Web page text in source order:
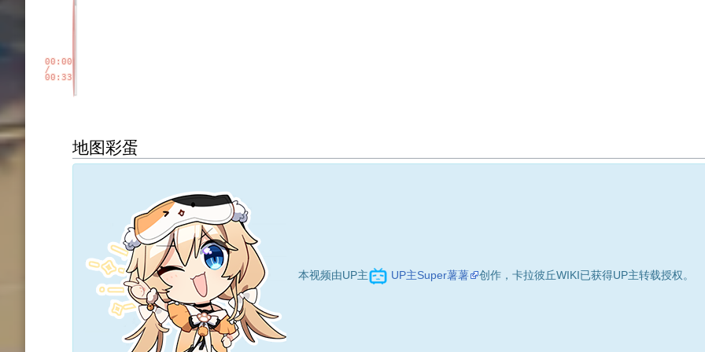
00:00
/
00:33
地图彩蛋
本视频由UP主 UP主Super薯薯 创作，卡拉彼丘WIKI已获得UP主转载授权。